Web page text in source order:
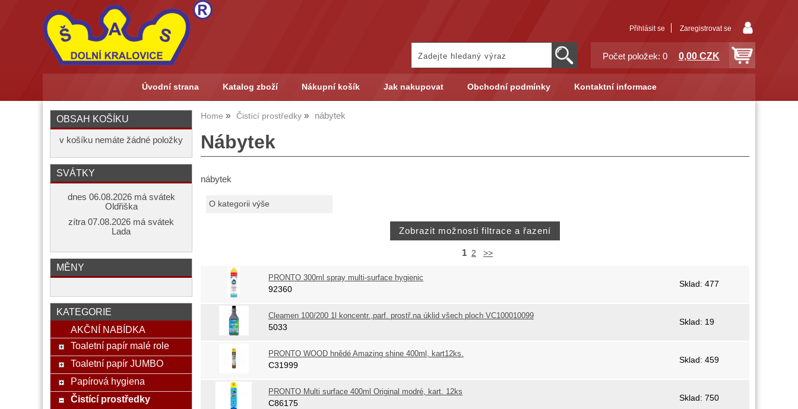
Přihlásit se Zaregistrovat se
Počet položek: 0 0,00 CZK
Úvodní strana Katalog zboží Nákupní košík Jak nakupovat Obchodní podmínky Kontaktní informace
Home Čistící prostředky nábytek
Nábytek
nábytek
O kategorii výše
1 2 >>
PRONTO 300ml spray multi-surface hygienic
92360
Sklad: 477
Cleamen 100/200 1l koncentr.,parf. prostř.na úklid všech ploch VC100010099
5033
Sklad: 19
PRONTO WOOD hnědé Amazing shine 400ml, kart12ks.
C31999
Sklad: 459
PRONTO Multi surface 400ml Original modré, kart. 12ks
C86175
Sklad: 750
OBSAH KOŠÍKU
v košíku nemáte žádné položky
SVÁTKY
dnes 06.08.2026 má svátek
Oldřiška
zítra 07.08.2026 má svátek
Lada
MĚNY
KATEGORIE
AKČNÍ NABÍDKA
Toaletní papír malé role
Toaletní papír JUMBO
Papírová hygiena
Čistící prostředky